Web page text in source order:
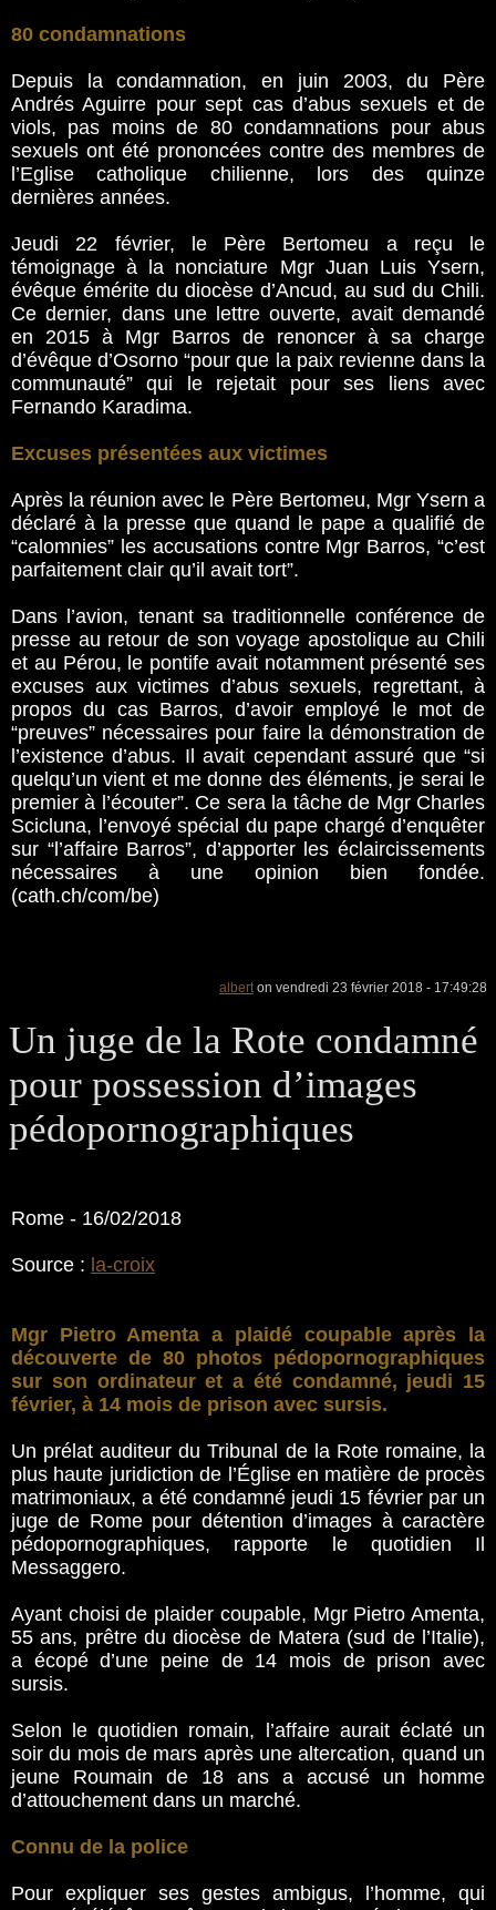
80 condamnations
Depuis la condamnation, en juin 2003, du Père
Andrés Aguirre pour sept cas d’abus sexuels et de
viols, pas moins de 80 condamnations pour abus
sexuels ont été prononcées contre des membres de
l’Eglise catholique chilienne, lors des quinze
dernières années.
Jeudi 22 février, le Père Bertomeu a reçu le
témoignage à la nonciature Mgr Juan Luis Ysern,
évêque émérite du diocèse d’Ancud, au sud du Chili.
Ce dernier, dans une lettre ouverte, avait demandé
en 2015 à Mgr Barros de renoncer à sa charge
d’évêque d’Osorno “pour que la paix revienne dans la
communauté” qui le rejetait pour ses liens avec
Fernando Karadima.
Excuses présentées aux victimes
Après la réunion avec le Père Bertomeu, Mgr Ysern a
déclaré à la presse que quand le pape a qualifié de
“calomnies” les accusations contre Mgr Barros, “c’est
parfaitement clair qu’il avait tort”.
Dans l’avion, tenant sa traditionnelle conférence de
presse au retour de son voyage apostolique au Chili
et au Pérou, le pontife avait notamment présenté ses
excuses aux victimes d’abus sexuels, regrettant, à
propos du cas Barros, d’avoir employé le mot de
“preuves” nécessaires pour faire la démonstration de
l’existence d’abus. Il avait cependant assuré que “si
quelqu’un vient et me donne des éléments, je serai le
premier à l’écouter”. Ce sera la tâche de Mgr Charles
Scicluna, l’envoyé spécial du pape chargé d’enquêter
sur “l’affaire Barros”, d’apporter les éclaircissements
nécessaires à une opinion bien fondée.
(cath.ch/com/be)
alberton vendredi 23 février 2018 - 17:49:28
Un juge de la Rote condamné
pour possession d’images
pédopornographiques
Rome - 16/02/2018
Source : la-croix
Mgr Pietro Amenta a plaidé coupable après la
découverte de 80 photos pédopornographiques
sur son ordinateur et a été condamné, jeudi 15
février, à 14 mois de prison avec sursis.
Un prélat auditeur du Tribunal de la Rote romaine, la
plus haute juridiction de l’Église en matière de procès
matrimoniaux, a été condamné jeudi 15 février par un
juge de Rome pour détention d’images à caractère
pédopornographiques, rapporte le quotidien Il
Messaggero.
Ayant choisi de plaider coupable, Mgr Pietro Amenta,
55 ans, prêtre du diocèse de Matera (sud de l’Italie),
a écopé d’une peine de 14 mois de prison avec
sursis.
Selon le quotidien romain, l’affaire aurait éclaté un
soir du mois de mars après une altercation, quand un
jeune Roumain de 18 ans a accusé un homme
d’attouchement dans un marché.
Connu de la police
Pour expliquer ses gestes ambigus, l’homme, qui